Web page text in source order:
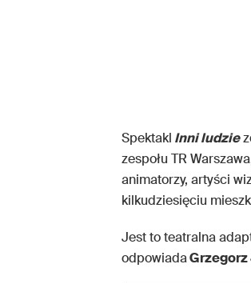
Spektakl Inni ludzie
zespołu TR
animatorzy, artyści
kilkudziesięciu
Jest to teatralna
odpowiada